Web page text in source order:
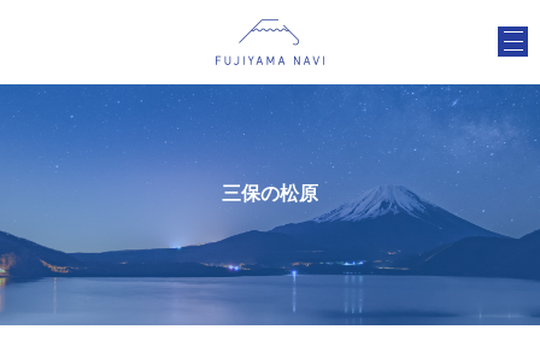
三保の松原